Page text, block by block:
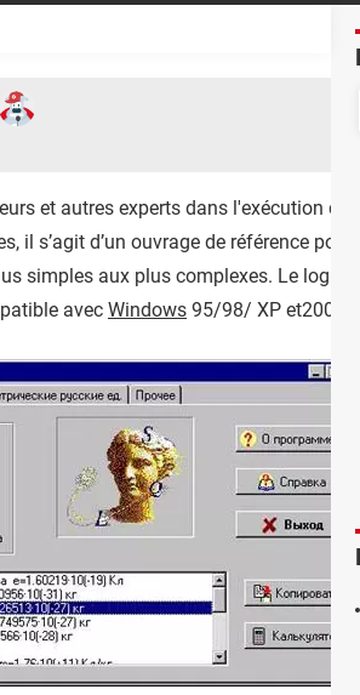
et autres experts dans l'exécution de
s’agit d’un ouvrage de référence pour
simples aux plus complexes. Le
avec Windows 95/98/ XP et2000.